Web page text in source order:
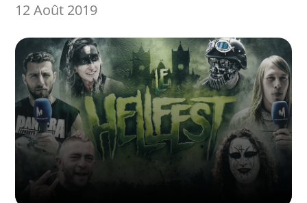
12 Août 2019